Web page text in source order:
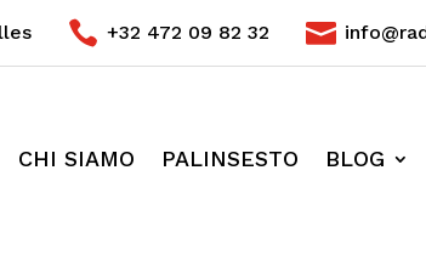
 +32 472 09 82 32 
CHI SIAMO PALINSESTO BLOG